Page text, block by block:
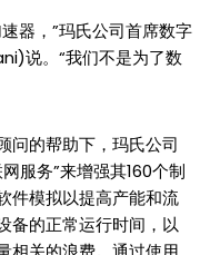
器，”玛氏公司首席数字
说。“我们不是为了数
问的帮助下，玛氏公司
服务”来增强其160个制
件模拟以提高产能和流
备的正常运行时间，以